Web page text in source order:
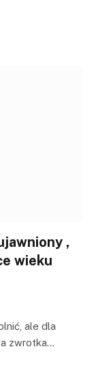
,
wieku
ale dla
zwrotka…